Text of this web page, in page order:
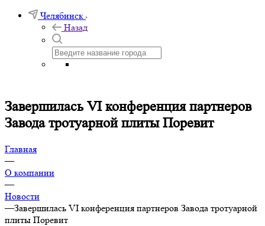
Челябинск
Назад
Завершилась VI конференция партнеров
Завода тротуарной плиты Поревит
Главная
—
О компании
—
Новости
—Завершилась VI конференция партнеров Завода тротуарной
плиты Поревит